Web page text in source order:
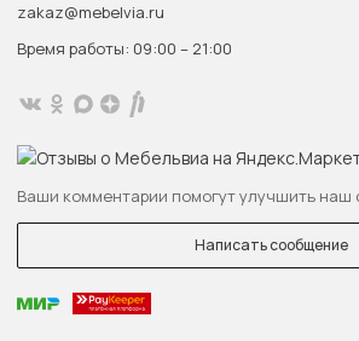
zakaz@mebelvia.ru
Время работы: 09:00 – 21:00
Ваши комментарии помогут улучшить наш
Написать сообщение